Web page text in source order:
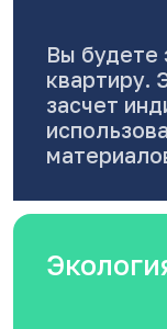
Вы будете
квартиру.
засчет